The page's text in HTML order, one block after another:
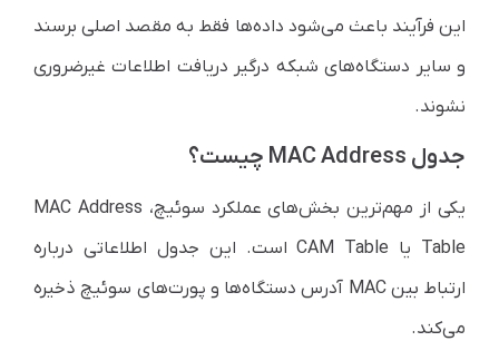
این فرآیند باعث می‌شود داده‌ها فقط به مقصد اصلی برسند
و سایر دستگاه‌های شبکه درگیر دریافت اطلاعات غیرضروری
نشوند.
جدول MAC Address چیست؟
یکی از مهم‌ترین بخش‌های عملکرد سوئیچ، MAC Address
Table یا CAM Table است. این جدول اطلاعاتی درباره
ارتباط بین MAC آدرس دستگاه‌ها و پورت‌های سوئیچ ذخیره
می‌کند.